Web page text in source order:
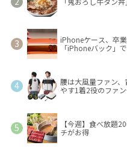
iPhoneケース、卒
「iPhoneバック」
腰は大風量ファン
やす1着2役のファ
【今週】食べ放題
チがお得